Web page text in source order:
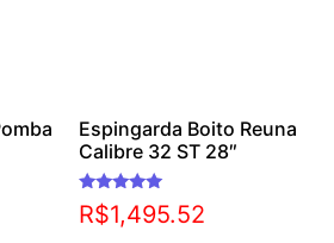
Espingarda Boito Reuna
Calibre 32 ST 28″
Avaliação
5.00
R$1,495.52